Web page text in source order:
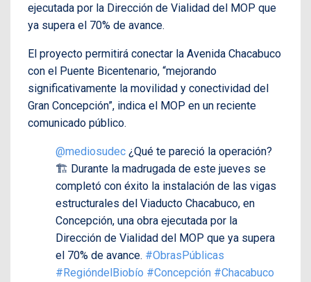
ejecutada por la Dirección de Vialidad del MOP que
ya supera el 70% de avance.
El proyecto permitirá conectar la Avenida Chacabuco
con el Puente Bicentenario, “mejorando
significativamente la movilidad y conectividad del
Gran Concepción”, indica el MOP en un reciente
comunicado público.
@mediosudec ¿Qué te pareció la operación?
🏗️ Durante la madrugada de este jueves se
completó con éxito la instalación de las vigas
estructurales del Viaducto Chacabuco, en
Concepción, una obra ejecutada por la
Dirección de Vialidad del MOP que ya supera
el 70% de avance. #ObrasPúblicas
#RegióndelBiobío #Concepción #Chacabuco